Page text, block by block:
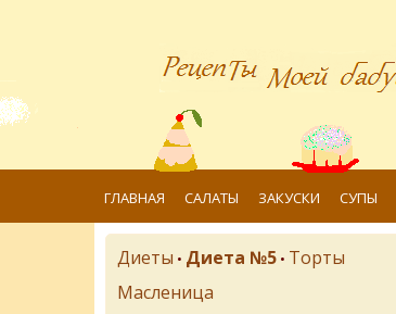
ГЛАВНАЯ САЛАТЫ ЗАКУСКИ СУПЫ
Диеты • Диета №5 • Торты
Масленица